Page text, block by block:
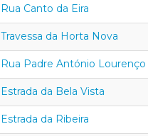
Rua Canto da Eira
Travessa da Horta Nova
Rua Padre António Lourenço
Estrada da Bela Vista
Estrada da Ribeira